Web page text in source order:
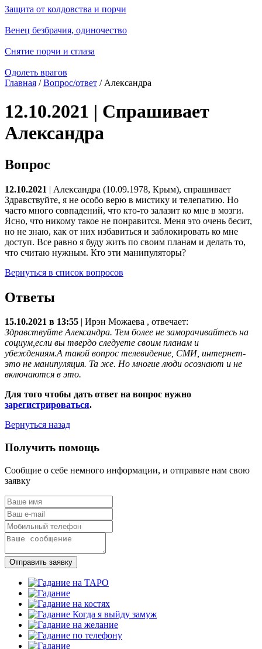
Защита от колдовства и порчи
Венец безбрачия, одиночество
Снятие порчи и сглаза
Одолеть врагов
Главная /Вопрос/ответ / Александра
12.10.2021 | Спрашивает
Александра
Вопрос
12.10.2021 | Александра (10.09.1978, Крым), спрашивает
Здравствуйте, я не особо верю в мистику и телепатию. Но
часто много совпадений, что кто-то залазит ко мне в мозги.
Ясно, что никому такое не понравится. Меня это очень бесит,
но не знаю, как от них избавиться и заблокировать ко мне
доступ. Все равно я буду жить по своим планам и делать то,
что считаю нужным. Кто эти манипуляторы?
Вернуться в список вопросов
Ответы
15.10.2021 в 13:55 Ирэн Можаева , отвечает:
Здравствуйте Александра. Тем более не заморачивайтесь на
социум,если вы твердо следуете своим планам и
убеждениям.А такой вопрос телевидение, СМИ, интернет-
это не манипуляция. Та же. Но многие люди осознают и не
включаются в это.
Для того чтобы дать ответ на вопрос нужно
зарегистрироваться.
Вернуться назад
Получить помощь
Сообщие о себе немного информации, и отправьте нам свою
заявку
Отправить заявку